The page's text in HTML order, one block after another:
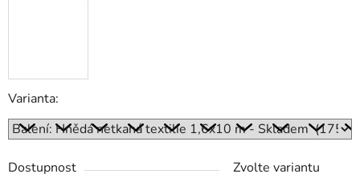
Varianta:
Dostupnost
Zvolte variantu